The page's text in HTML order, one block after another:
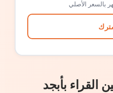
القراء بأبجد